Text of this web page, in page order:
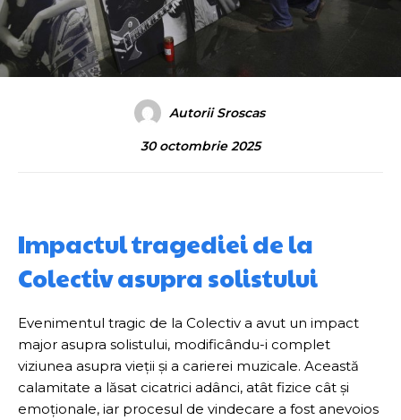
Autorii Sroscas
30 octombrie 2025
Impactul tragediei de la
Colectiv asupra solistului
Evenimentul tragic de la Colectiv a avut un impact
major asupra solistului, modificându-i complet
viziunea asupra vieții și a carierei muzicale. Această
calamitate a lăsat cicatrici adânci, atât fizice cât și
emoționale, iar procesul de vindecare a fost anevoios